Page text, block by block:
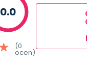
0.0
(0
ocen)